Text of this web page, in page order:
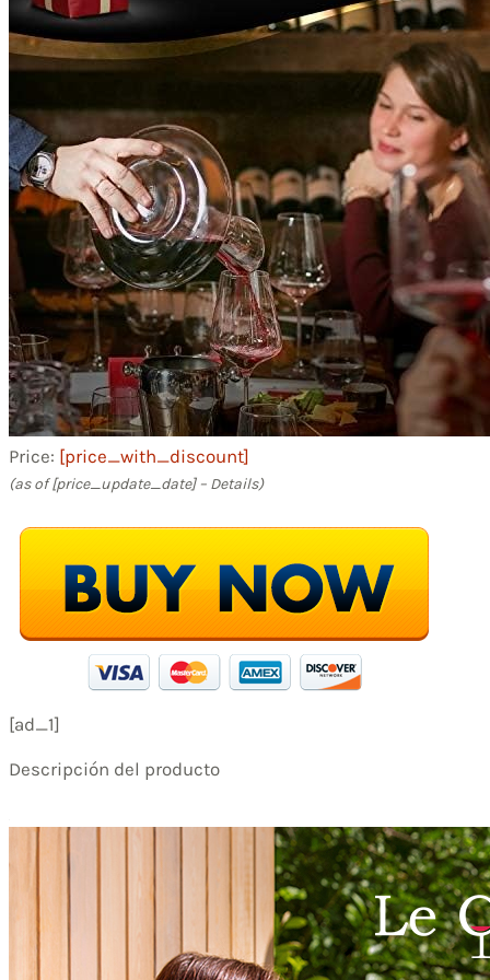
Price: [price_with_discount]
(as of [price_update_date] – Details)
[ad_1]
Descripción del producto